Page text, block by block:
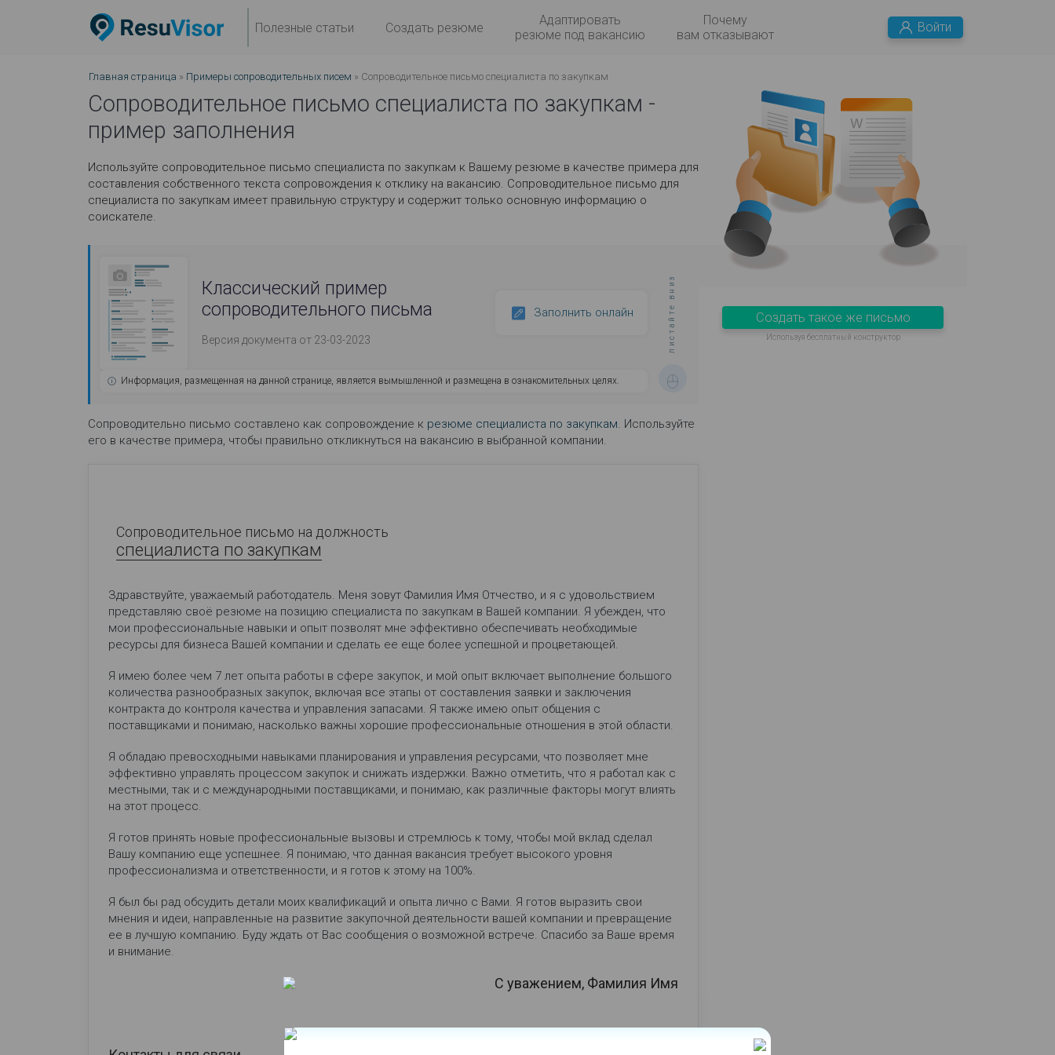
Полезные статьи Создать резюме
Адаптировать
резюме под вакансию
Почему
вам отказывают
Войти
Главная страница » Примеры сопроводительных писем » Сопроводительное письмо специалиста по закупкам
Сопроводительное письмо специалиста по закупкам -
пример заполнения
Используйте сопроводительное письмо специалиста по закупкам к Вашему резюме в качестве примера для
составления собственного текста сопровождения к отклику на вакансию. Сопроводительное письмо для
специалиста по закупкам имеет правильную структуру и содержит только основную информацию о
соискателе.
Классический пример
сопроводительного письма
Версия документа от 23-03-2023
Заполнить онлайн
Информация, размещенная на данной странице, является вымышленной и размещена в ознакомительных целях.
листайте вниз
Сопроводительно письмо составлено как сопровождение к резюме специалиста по закупкам. Используйте
его в качестве примера, чтобы правильно откликнуться на вакансию в выбранной компании.
Сопроводительное письмо на должность
специалиста по закупкам
Здравствуйте, уважаемый работодатель. Меня зовут Фамилия Имя Отчество, и я с удовольствием
представляю своё резюме на позицию специалиста по закупкам в Вашей компании. Я убежден, что
мои профессиональные навыки и опыт позволят мне эффективно обеспечивать необходимые
ресурсы для бизнеса Вашей компании и сделать ее еще более успешной и процветающей.
Я имею более чем 7 лет опыта работы в сфере закупок, и мой опыт включает выполнение большого
количества разнообразных закупок, включая все этапы от составления заявки и заключения
контракта до контроля качества и управления запасами. Я также имею опыт общения с
поставщиками и понимаю, насколько важны хорошие профессиональные отношения в этой области.
Я обладаю превосходными навыками планирования и управления ресурсами, что позволяет мне
эффективно управлять процессом закупок и снижать издержки. Важно отметить, что я работал как с
местными, так и с международными поставщиками, и понимаю, как различные факторы могут влиять
на этот процесс.
Я готов принять новые профессиональные вызовы и стремлюсь к тому, чтобы мой вклад сделал
Вашу компанию еще успешнее. Я понимаю, что данная вакансия требует высокого уровня
профессионализма и ответственности, и я готов к этому на 100%.
Я был бы рад обсудить детали моих квалификаций и опыта лично с Вами. Я готов выразить свои
мнения и идеи, направленные на развитие закупочной деятельности вашей компании и превращение
ее в лучшую компанию. Буду ждать от Вас сообщения о возможной встрече. Спасибо за Ваше время
и внимание.
С уважением, Фамилия Имя
Создать такое же письмо
Используя бесплатный конструктор